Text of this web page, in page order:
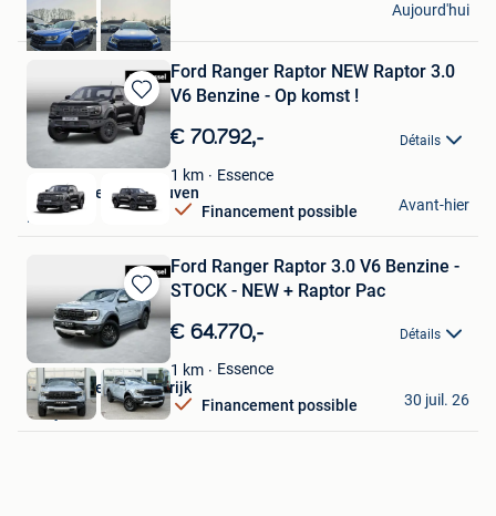
Elverdinge
Aujourd'hui
Sauvegarder
dans
Favoris
Ford Ranger Raptor NEW Raptor 3.0
V6 Benzine - Op komst !
€ 70.792,- Détails
1 km Essence
Financement possible
Van Mossel Ford Leuven
Herent
Avant-hier
Sauvegarder
dans
Mes
Favoris
Ford Ranger Raptor 3.0 V6 Benzine -
STOCK - NEW + Raptor Pac
€ 64.770,- Détails
1 km Essence
Financement possible
Van Mossel Ford Wilrijk
Wilrijk
30 juil. 26